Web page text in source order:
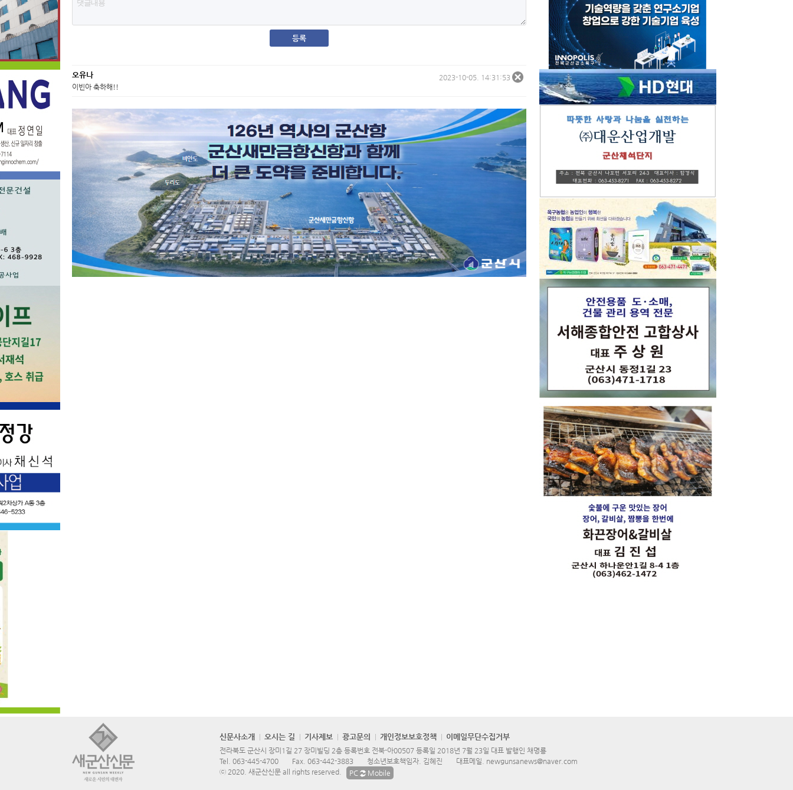
오유나
2023-10-05. 14:31:53
이빈아 축하해!!
신문사소개 오시는 길 기사제보 광고문의 개인정보보호정책 이메일무단수집거부
전라북도 군산시 장미1길 27 장미빌딩 2층 등록번호 전북-아00507 등록일 2018년 7월 23일 대표 발행인 채명룡
Tel. 063-445-4700 Fax. 063-442-3883 청소년보호책임자. 김혜진 대표메일. newgunsanews@naver.com
ⓒ 2020. 새군산신문 all rights reserved.
PC Mobile